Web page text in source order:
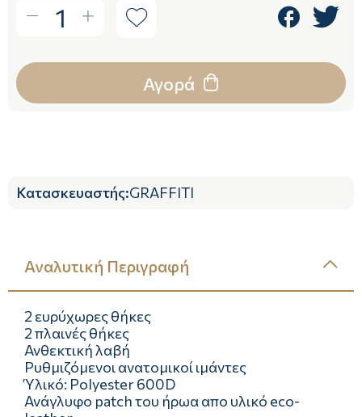
1
Αγορά
Κατασκευαστής:GRAFFITI
Αναλυτική Περιγραφή
2 ευρύχωρες θήκες
2 πλαινές θήκες
Ανθεκτική λαβή
Ρυθμιζόμενοι ανατομικοί ιμάντες
Ύλικό: Polyester 600D
Ανάγλυφο patch του ήρωα απο υλικό eco-